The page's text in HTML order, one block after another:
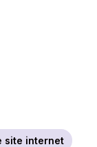
site internet